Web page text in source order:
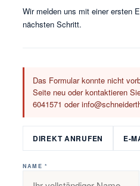
Wir melden uns mit einer ersten
nächsten Schritt.
Das Formular konnte nicht
Seite neu oder kontaktieren
6041571 oder
DIREKT ANRUFEN E-
NAME *